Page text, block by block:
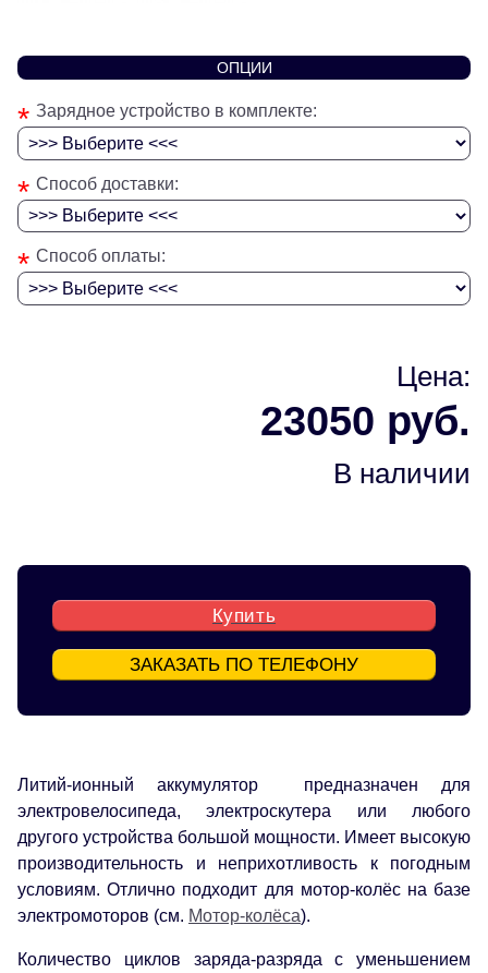
ОПЦИИ
* Зарядное устройство в комплекте:
* Способ доставки:
* Способ оплаты:
Цена:
23050 руб.
В наличии
Купить
ЗАКАЗАТЬ ПО ТЕЛЕФОНУ
Литий-ионный аккумулятор предназначен для
электровелосипеда, электроскутера или любого
другого устройства большой мощности. Имеет высокую
производительность и неприхотливость к погодным
условиям. Отлично подходит для мотор-колёс на базе
электромоторов (см. Мотор-колёса).
Количество циклов заряда-разряда с уменьшением